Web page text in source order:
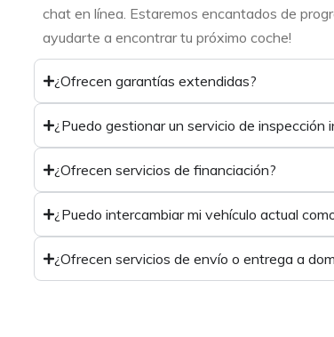
chat en línea. Estaremos encantados de
ayudarte a encontrar tu próximo coche!
¿Ofrecen garantías extendidas?
¿Puedo gestionar un servicio de
¿Ofrecen servicios de financiación?
¿Puedo intercambiar mi vehículo actual
¿Ofrecen servicios de envío o entrega a